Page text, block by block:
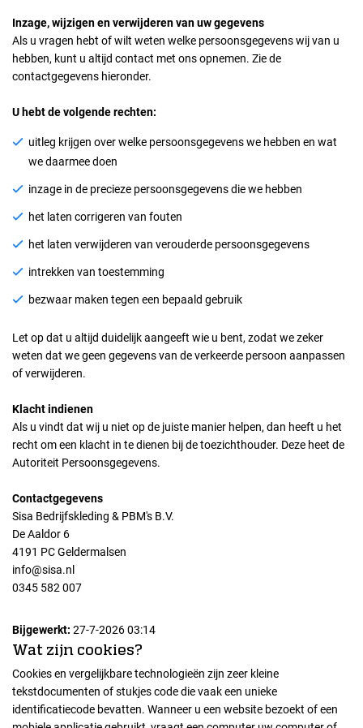
Inzage, wijzigen en verwijderen van uw gegevens
Als u vragen hebt of wilt weten welke persoonsgegevens wij van u
hebben, kunt u altijd contact met ons opnemen. Zie de
contactgegevens hieronder.
U hebt de volgende rechten:
uitleg krijgen over welke persoonsgegevens we hebben en wat
we daarmee doen
inzage in de precieze persoonsgegevens die we hebben
het laten corrigeren van fouten
het laten verwijderen van verouderde persoonsgegevens
intrekken van toestemming
bezwaar maken tegen een bepaald gebruik
Let op dat u altijd duidelijk aangeeft wie u bent, zodat we zeker
weten dat we geen gegevens van de verkeerde persoon aanpassen
of verwijderen.
Klacht indienen
Als u vindt dat wij u niet op de juiste manier helpen, dan heeft u het
recht om een klacht in te dienen bij de toezichthouder. Deze heet de
Autoriteit Persoonsgegevens.
Contactgegevens
Sisa Bedrijfskleding & PBM's B.V.
De Aaldor 6
4191 PC Geldermalsen
info@sisa.nl
0345 582 007
Bijgewerkt: 27-7-2026 03:14
Wat zijn cookies?
Cookies en vergelijkbare technologieën zijn zeer kleine
tekstdocumenten of stukjes code die vaak een unieke
identificatiecode bevatten. Wanneer u een website bezoekt of een